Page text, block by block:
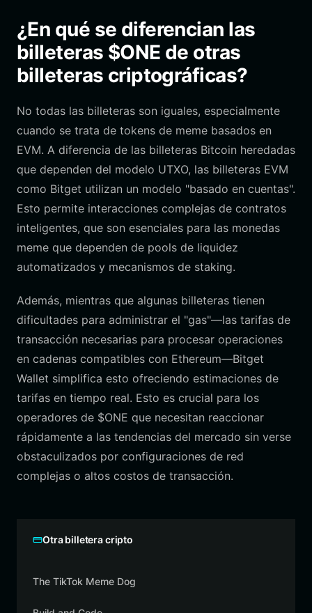
¿En qué se diferencian las
billeteras $ONE de otras
billeteras criptográficas?
No todas las billeteras son iguales, especialmente
cuando se trata de tokens de meme basados en
EVM. A diferencia de las billeteras Bitcoin heredadas
que dependen del modelo UTXO, las billeteras EVM
como Bitget utilizan un modelo "basado en cuentas".
Esto permite interacciones complejas de contratos
inteligentes, que son esenciales para las monedas
meme que dependen de pools de liquidez
automatizados y mecanismos de staking.
Además, mientras que algunas billeteras tienen
dificultades para administrar el "gas"—las tarifas de
transacción necesarias para procesar operaciones
en cadenas compatibles con Ethereum—Bitget
Wallet simplifica esto ofreciendo estimaciones de
tarifas en tiempo real. Esto es crucial para los
operadores de $ONE que necesitan reaccionar
rápidamente a las tendencias del mercado sin verse
obstaculizados por configuraciones de red
complejas o altos costos de transacción.
Otra billetera cripto
The TikTok Meme Dog